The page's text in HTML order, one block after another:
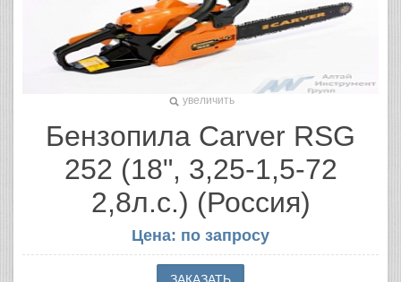
увеличить
Бензопила Carver RSG
252 (18", 3,25-1,5-72
2,8л.с.) (Россия)
Цена: по запросу